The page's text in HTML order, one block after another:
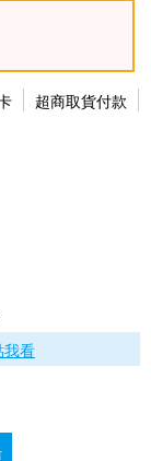
超商取貨付款
看